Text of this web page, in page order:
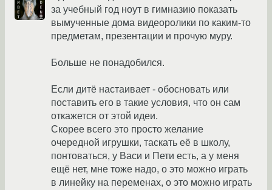
за учебный год ноут в гимназию показать
вымученные дома видеоролики по каким-то
предметам, презентации и прочую муру.
Больше не понадобился.
Если дитё настаивает - обосновать или
поставить его в такие условия, что он сам
откажется от этой идеи.
Скорее всего это просто желание
очередной игрушки, таскать её в школу,
понтоваться, у Васи и Пети есть, а у меня
ещё нет, мне тоже надо, о это можно играть
в линейку на переменах, о это можно играть